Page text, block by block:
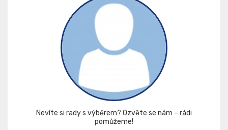
Nevíte si rady s výběrem? Ozvěte se nám – rádi
pomůžeme!